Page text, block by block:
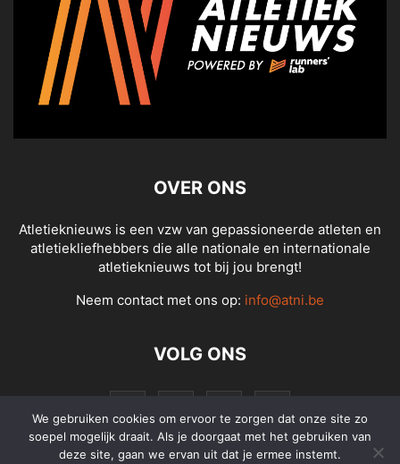
OVER ONS
Atletieknieuws is een vzw van gepassioneerde atleten en
atletiekliefhebbers die alle nationale en internationale
atletieknieuws tot bij jou brengt!
Neem contact met ons op: info@atni.be
VOLG ONS
We gebruiken cookies om ervoor te zorgen dat onze site zo
soepel mogelijk draait. Als je doorgaat met het gebruiken van
deze site, gaan we ervan uit dat je ermee instemt.